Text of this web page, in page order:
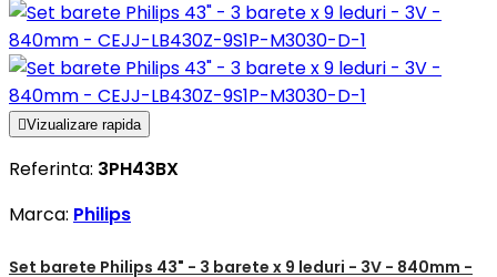
Vizualizare rapida
Referinta: 3PH43BX
Marca: Philips
Set barete Philips 43" - 3 barete x 9 leduri - 3V - 840mm -